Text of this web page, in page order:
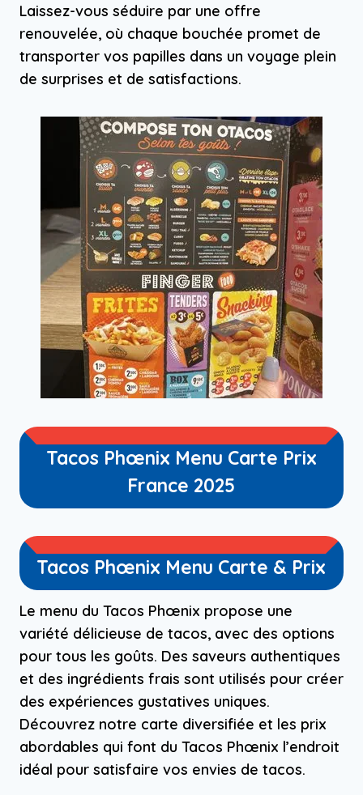
Laissez-vous séduire par une offre
renouvelée, où chaque bouchée promet de
transporter vos papilles dans un voyage plein
de surprises et de satisfactions.
Tacos Phœnix Menu Carte Prix
France 2025
Tacos Phœnix Menu Carte & Prix
Le menu du Tacos Phœnix propose une
variété délicieuse de tacos, avec des options
pour tous les goûts. Des saveurs authentiques
et des ingrédients frais sont utilisés pour créer
des expériences gustatives uniques.
Découvrez notre carte diversifiée et les prix
abordables qui font du Tacos Phœnix l’endroit
idéal pour satisfaire vos envies de tacos.